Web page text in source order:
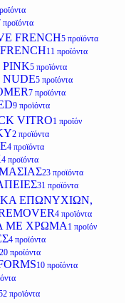
προϊόντα
FRENCH5 προϊόντα
11 προϊόντα
PINK5 προϊόντα
NUDE5 προϊόντα
7 προϊόντα
9 προϊόντα
VITRO1 προϊόν
2 προϊόντα
4 προϊόντα
4 προϊόντα
23 προϊόντα
31 προϊόντα
ΕΠΩΝΥΧΙΩΝ,
4 προϊόντα
ΜΕ ΧΡΩΜΑ 1 προϊόν
4 προϊόντα
20 προϊόντα
10 προϊόντα
προϊόντα